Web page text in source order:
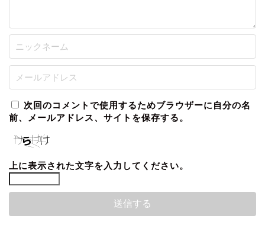
次回のコメントで使用するためブラウザーに自分の名
前、メールアドレス、サイトを保存する。
上に表示された文字を入力してください。